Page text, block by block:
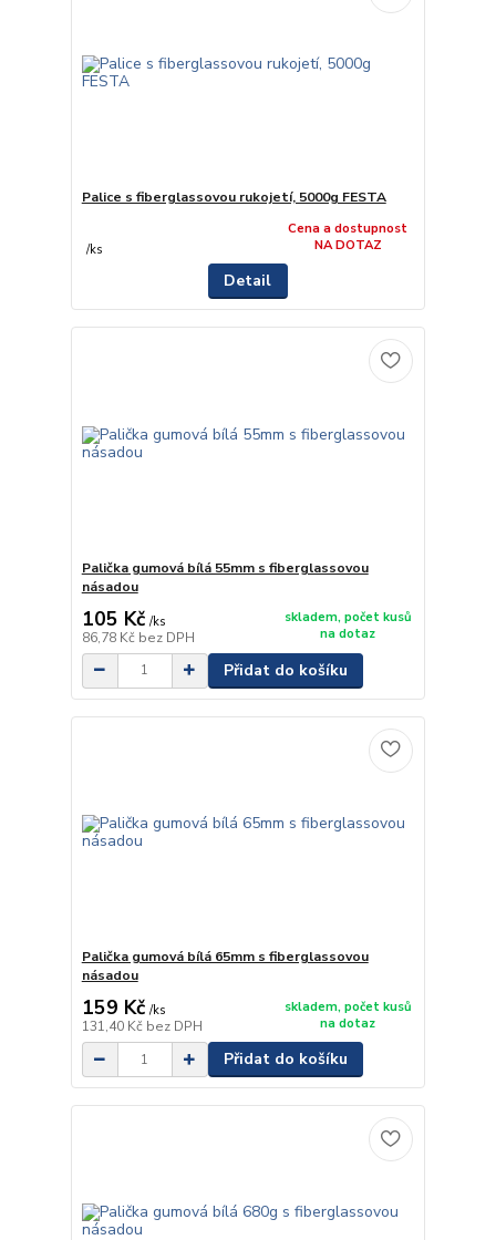
Palice s fiberglassovou rukojetí, 5000g FESTA
/ks
Cena a dostupnost
NA DOTAZ
Detail
Palička gumová bílá 55mm s fiberglassovou
násadou
105 Kč /ks
86,78 Kč bez DPH
skladem, počet kusů
na dotaz
Přidat do košíku
Palička gumová bílá 65mm s fiberglassovou
násadou
159 Kč /ks
131,40 Kč bez DPH
skladem, počet kusů
na dotaz
Přidat do košíku